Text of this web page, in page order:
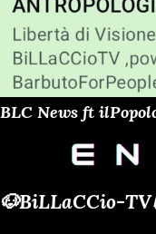
BLC News ft
🐶BiLLaCCio-